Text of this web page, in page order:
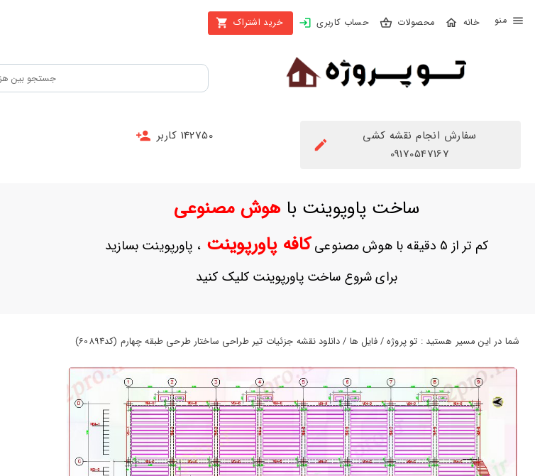
محصولات حساب کاربری خرید اشتراک
بستن
محصولات
حساب
کاربری
ثبت
نام
بازیابی
رمز
عبور
سفارش انجام نقشه کشی
09170547167
142750 کاربر
ساخت پاوپوینت باهوش مصنوعی
کم تر از 5 دقیقه با هوش مصنوعی کافه پاورپوینت، پاورپوینت بسازید
برای شروع ساخت پاورپوینت کلیک کنید
شما در این مسیر هستید : تو پروژه / فایل ها / دانلود نقشه جزئیات تیر طراحی ساختار طرحی طبقه چهارم (کد60894)